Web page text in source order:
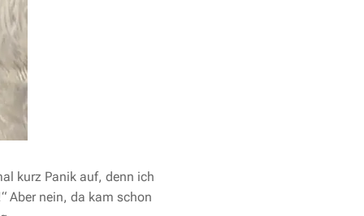
kurz Panik auf, denn ich
Aber nein, da kam schon